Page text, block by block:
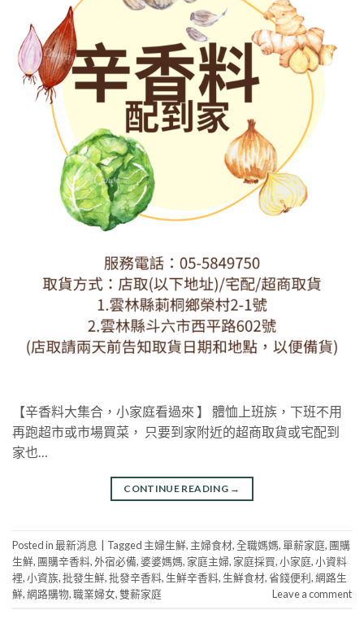
【辛香料大集合，小家庭看過來 】 體恤上班族，下班不用
再跑超市或市場買菜， 只要到家附近的超商取貨或宅配到
家也…
CONTINUE READING →
Posted in最新消息 Tagged 主婦生鮮, 主婦食材,全職媽媽, 單薪家庭, 團購
生鮮, 團購辛香料,外宿必備,婆婆媽媽, 家庭主婦, 家庭採買,小家庭,小資料
裡,小資族,批發生鮮,批發辛香料, 生鮮辛香料, 生鮮食材,省錢便利,網路生
鮮,網路購物,職業婦女,雙薪家庭 Leave a comment